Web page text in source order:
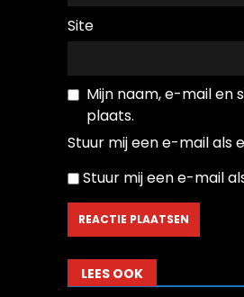
Site
Mijn naam, e-mail en
plaats.
Stuur mij een e-mail als
Stuur mij een e-mail
LEES OOK